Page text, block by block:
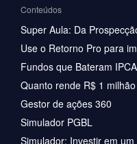
Conteúdos
Super Aula: Da
Use o Retorno Pro para
Fundos que Bateram
Quanto rende R$ 1
Gestor de ações 360
Simulador PGBL
Simulador: Investir em